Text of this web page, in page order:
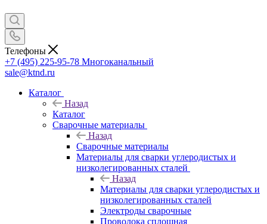
Телефоны
+7 (495) 225-95-78 Многоканальный
sale@ktnd.ru
Каталог
Назад
Каталог
Сварочные материалы
Назад
Сварочные материалы
Материалы для сварки углеродистых и
низколегированных сталей
Назад
Материалы для сварки углеродистых и
низколегированных сталей
Электроды сварочные
Проволока сплошная